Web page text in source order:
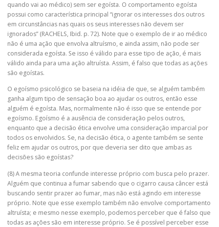
quando vai ao médico) sem ser egoísta. O comportamento egoísta
possui como característica principal “ignorar os interesses dos outros
em circunstâncias nas quais os seus interesses não devem ser
ignorados” (RACHELS, Ibid. p. 72). Note que o exemplo de ir ao médico
não é uma ação que envolva altruísmo, e ainda assim, não pode ser
considerada egoísta. Se isso é válido para esse tipo de ação, é mais
válido ainda para uma ação altruísta. Assim, é falso que todas as ações
são egoístas.
O egoísmo psicológico se baseia na idéia de que, se alguém também
ganha algum tipo de sensação boa ao ajudar os outros, então esse
alguém é egoísta. Mas, normalmente não é isso que se entende por
egoísmo. Egoísmo é a ausência de consideração pelos outros,
enquanto que a decisão ética envolve uma consideração imparcial por
todos os envolvidos. Se, na decisão ética, o agente também se sente
feliz em ajudar os outros, por que deveria ser dito que ambas as
decisões são egoístas?
(8) A mesma teoria confunde interesse próprio com busca pelo prazer.
Alguém que continua a fumar sabendo que o cigarro causa câncer está
buscando sentir prazer ao fumar, mas não está agindo em interesse
próprio. Note que esse exemplo também não envolve comportamento
altruísta; e mesmo nesse exemplo, podemos perceber que é falso que
todas as ações são em interesse próprio. Se é possível perceber esse